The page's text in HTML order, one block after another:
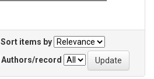
Sort items by
Authors/record